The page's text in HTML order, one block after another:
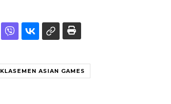
KLASEMEN ASIAN GAMES